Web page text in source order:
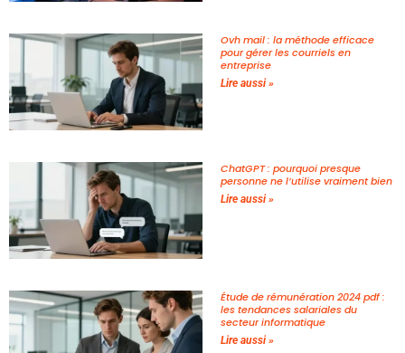
Ovh mail : la méthode efficace
pour gérer les courriels en
entreprise
Lire aussi »
ChatGPT : pourquoi presque
personne ne l’utilise vraiment bien
Lire aussi »
Étude de rémunération 2024 pdf :
les tendances salariales du
secteur informatique
Lire aussi »